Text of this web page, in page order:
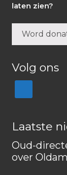
laten zien?
Word
Volg ons
Laatste
Oud-
over